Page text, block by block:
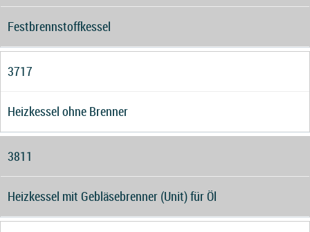
Festbrennstoffkessel
3717
Heizkessel ohne Brenner
3811
Heizkessel mit Gebläsebrenner (Unit) für Öl